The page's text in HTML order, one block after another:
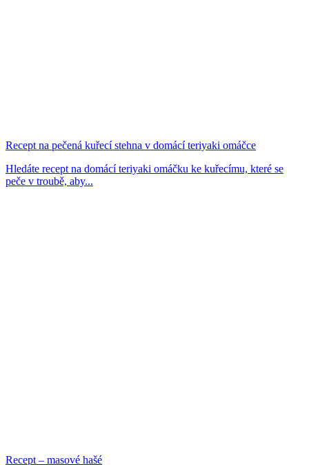
Recept na pečená kuřecí stehna v domácí teriyaki omáčce
Hledáte recept na domácí teriyaki omáčku ke kuřecímu, které se
peče v troubě, aby...
Recept – masové hašé